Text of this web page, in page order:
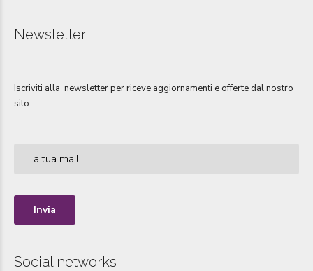
Newsletter
Iscriviti alla newsletter per riceve aggiornamenti e offerte dal nostro
sito.
Social networks